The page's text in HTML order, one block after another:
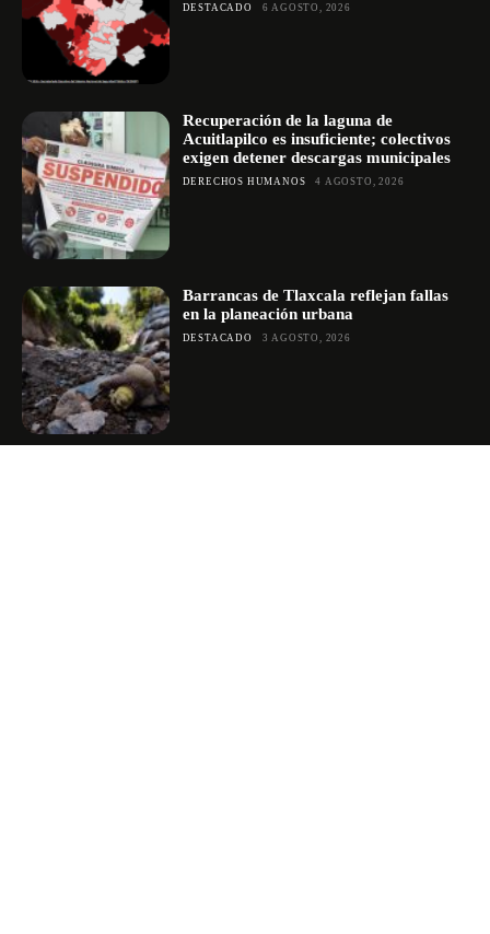
DESTACADO 6 AGOSTO, 2026
Recuperación de la laguna de
Acuitlapilco es insuficiente; colectivos
exigen detener descargas municipales
DERECHOS HUMANOS 4 AGOSTO, 2026
Barrancas de Tlaxcala reflejan fallas
en la planeación urbana
DESTACADO 3 AGOSTO, 2026